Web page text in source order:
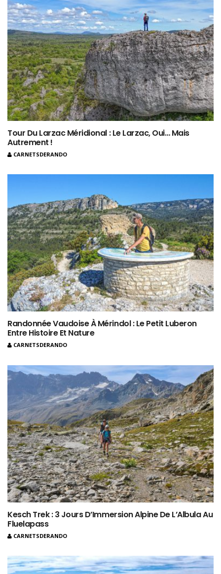
Tour Du Larzac Méridional : Le Larzac, Oui… Mais
Autrement !
CARNETSDERANDO
Randonnée Vaudoise À Mérindol : Le Petit Luberon
Entre Histoire Et Nature
CARNETSDERANDO
Kesch Trek : 3 Jours D’Immersion Alpine De L’Albula Au
Fluelapass
CARNETSDERANDO